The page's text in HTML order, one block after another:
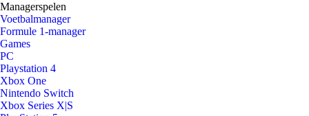
Managerspelen
Voetbalmanager
Formule 1-manager
Games
PC
Playstation 4
Xbox One
Nintendo Switch
Xbox Series X|S